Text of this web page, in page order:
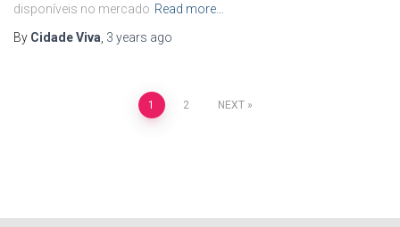
disponíveis no mercado Read more…
By Cidade Viva 3 years ago
1 2 NEXT